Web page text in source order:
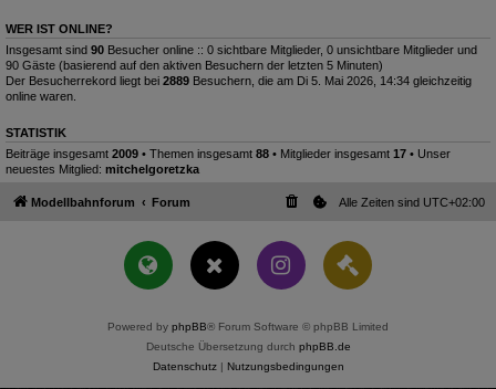
WER IST ONLINE?
Insgesamt sind 90 Besucher online :: 0 sichtbare Mitglieder, 0 unsichtbare Mitglieder und
90 Gäste (basierend auf den aktiven Besuchern der letzten 5 Minuten)
Der Besucherrekord liegt bei 2889 Besuchern, die am Di 5. Mai 2026, 14:34 gleichzeitig
online waren.
STATISTIK
Beiträge insgesamt 2009 • Themen insgesamt 88 • Mitglieder insgesamt 17 • Unser
neuestes Mitglied: mitchelgoretzka
Modellbahnforum Forum Alle Zeiten sind UTC+02:00
Powered by phpBB® Forum Software © phpBB Limited
Deutsche Übersetzung durch phpBB.de
Datenschutz| Nutzungsbedingungen